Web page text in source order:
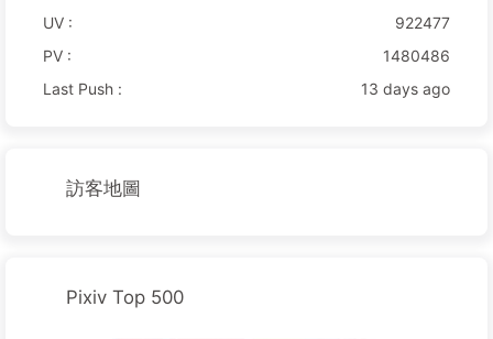
UV :
922477
PV :
1480486
Last Push :
13 days ago
訪客地圖
Pixiv Top 500